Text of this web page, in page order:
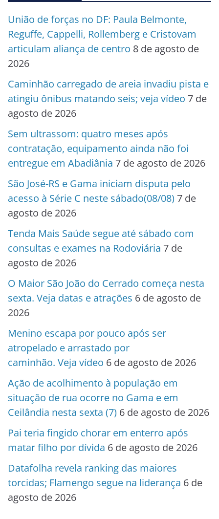
União de forças no DF: Paula Belmonte,
Reguffe, Cappelli, Rollemberg e Cristovam
articulam aliança de centro 8 de agosto de
2026
Caminhão carregado de areia invadiu pista e
atingiu ônibus matando seis; veja vídeo 7 de
agosto de 2026
Sem ultrassom: quatro meses após
contratação, equipamento ainda não foi
entregue em Abadiânia 7 de agosto de 2026
São José-RS e Gama iniciam disputa pelo
acesso à Série C neste sábado(08/08) 7 de
agosto de 2026
Tenda Mais Saúde segue até sábado com
consultas e exames na Rodoviária 7 de
agosto de 2026
O Maior São João do Cerrado começa nesta
sexta. Veja datas e atrações 6 de agosto de
2026
Menino escapa por pouco após ser
atropelado e arrastado por
caminhão. Veja vídeo 6 de agosto de 2026
Ação de acolhimento à população em
situação de rua ocorre no Gama e em
Ceilândia nesta sexta (7) 6 de agosto de 2026
Pai teria fingido chorar em enterro após
matar filho por dívida 6 de agosto de 2026
Datafolha revela ranking das maiores
torcidas; Flamengo segue na liderança 6 de
agosto de 2026